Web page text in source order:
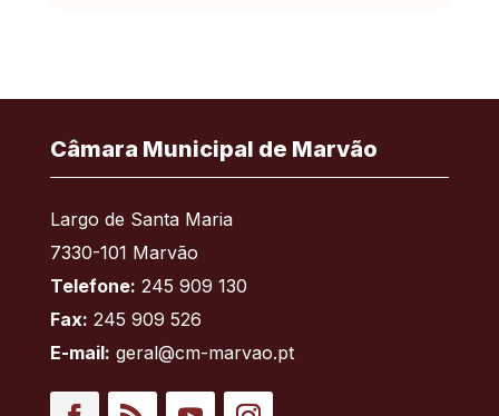
Câmara Municipal de Marvão
Largo de Santa Maria
7330-101 Marvão
Telefone: 245 909 130
Fax: 245 909 526
E-mail: geral@cm-marvao.pt